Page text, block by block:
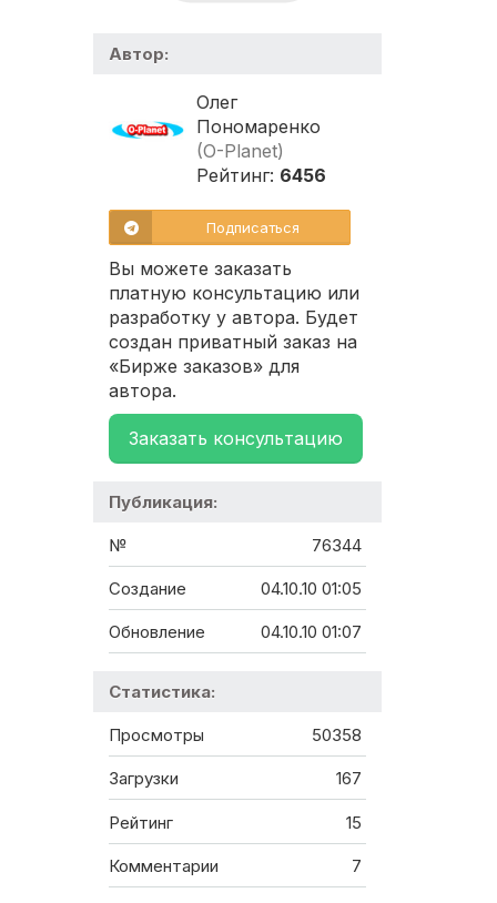
Автор:
Олег
Пономаренко
(O-Planet)
Рейтинг: 6456
Подписаться
Вы можете заказать
платную консультацию или
разработку у автора. Будет
создан приватный заказ на
«Бирже заказов» для
автора.
Заказать консультацию
Публикация:
№ 76344
Создание 04.10.10 01:05
Обновление 04.10.10 01:07
Статистика:
Просмотры 50358
Загрузки 167
Рейтинг 15
Комментарии 7